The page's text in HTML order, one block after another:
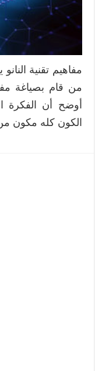
أوضح أن الفكرة
الكون كله مكون